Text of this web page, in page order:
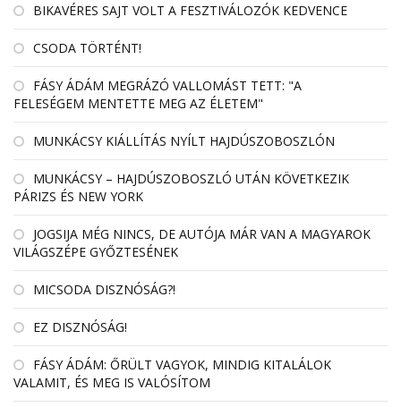
BIKAVÉRES SAJT VOLT A FESZTIVÁLOZÓK KEDVENCE
CSODA TÖRTÉNT!
FÁSY ÁDÁM MEGRÁZÓ VALLOMÁST TETT: "A
FELESÉGEM MENTETTE MEG AZ ÉLETEM"
MUNKÁCSY KIÁLLÍTÁS NYÍLT HAJDÚSZOBOSZLÓN
MUNKÁCSY – HAJDÚSZOBOSZLÓ UTÁN KÖVETKEZIK
PÁRIZS ÉS NEW YORK
JOGSIJA MÉG NINCS, DE AUTÓJA MÁR VAN A MAGYAROK
VILÁGSZÉPE GYŐZTESÉNEK
MICSODA DISZNÓSÁG?!
EZ DISZNÓSÁG!
FÁSY ÁDÁM: ŐRÜLT VAGYOK, MINDIG KITALÁLOK
VALAMIT, ÉS MEG IS VALÓSÍTOM